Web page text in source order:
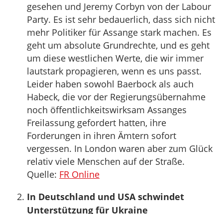
gesehen und Jeremy Corbyn von der Labour
Party. Es ist sehr bedauerlich, dass sich nicht
mehr Politiker für Assange stark machen. Es
geht um absolute Grundrechte, und es geht
um diese westlichen Werte, die wir immer
lautstark propagieren, wenn es uns passt.
Leider haben sowohl Baerbock als auch
Habeck, die vor der Regierungsübernahme
noch öffentlichkeitswirksam Assanges
Freilassung gefordert hatten, ihre
Forderungen in ihren Ämtern sofort
vergessen. In London waren aber zum Glück
relativ viele Menschen auf der Straße.
Quelle: FR Online
In Deutschland und USA schwindet
Unterstützung für Ukraine